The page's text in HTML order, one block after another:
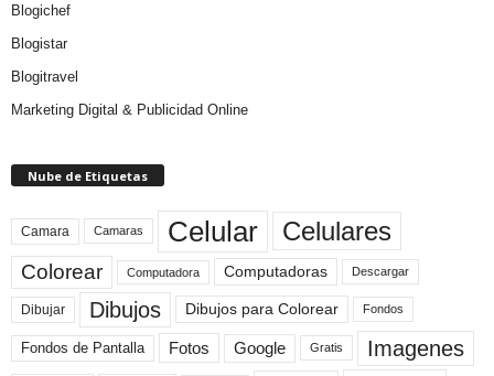
Blogichef
Blogistar
Blogitravel
Marketing Digital & Publicidad Online
Nube de Etiquetas
Camara Camaras Celular Celulares
Colorear Computadora Computadoras Descargar
Dibujar Dibujos Dibujos para Colorear Fondos
Fondos de Pantalla Fotos Google Gratis Imagenes